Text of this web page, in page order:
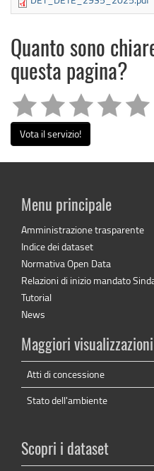
Quanto sono
questa pagina?
Vota il servizio!
Menu principale
Amministrazione trasparente
Indice dei dataset
Normativa Open Data
Relazioni di inizio mandato
Tutorial
News
Maggiori visualizzazioni
Atti di concessione
Stato dell'ambiente
Scopri i dataset